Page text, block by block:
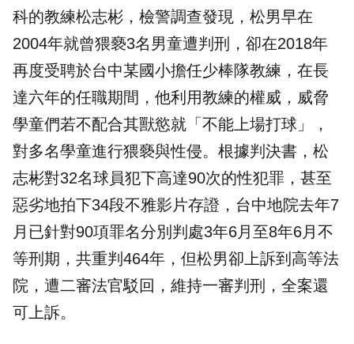
科的教練松志彬，檢警調查發現，松男早在
2004年就曾猥褻3名男童遭判刑，卻在2018年
再度受聘於台中某國小擔任少棒隊教練，在長
達六年的任職期間，他利用教練的權威，威脅
學童們若不配合其獸慾就「不能上場打球」，
對多名學童進行猥褻與性侵。根據判決書，松
志彬對32名球員犯下高達90次的性犯罪，甚至
惡劣地拍下34段不雅影片存證，台中地院去年7
月已針對90項罪名分別判處3年6月至8年6月不
等刑期，共重判464年，但松男卻上訴到高等法
院，遭二審法官駁回，維持一審判刑，全案還
可上訴。